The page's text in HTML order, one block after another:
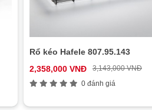
Rổ kéo Hafele 807.95.143
2,358,000 VNĐ
3,143,000 VNĐ
0 đánh giá